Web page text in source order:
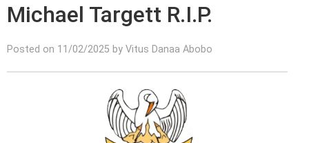
Michael Targett R.I.P.
Posted on 11/02/2025 by Vitus Danaa Abobo